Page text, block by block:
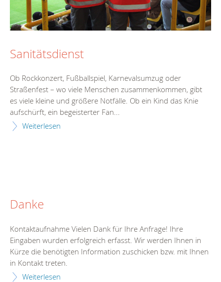
Sanitätsdienst
Ob Rockkonzert, Fußballspiel, Karnevalsumzug oder
Straßenfest – wo viele Menschen zusammenkommen, gibt
es viele kleine und größere Notfälle. Ob ein Kind das Knie
aufschürft, ein begeisterter Fan...
Weiterlesen
Danke
Kontaktaufnahme Vielen Dank für Ihre Anfrage! Ihre
Eingaben wurden erfolgreich erfasst. Wir werden Ihnen in
Kürze die benötigten Information zuschicken bzw. mit Ihnen
in Kontakt treten.
Weiterlesen